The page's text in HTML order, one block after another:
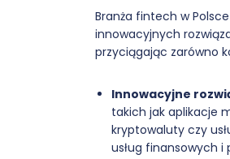
Branża fintech w
innowacyjnych
przyciągając zarówno
Innowacyjne
takich jak aplikacje
kryptowaluty czy
usług finansowych